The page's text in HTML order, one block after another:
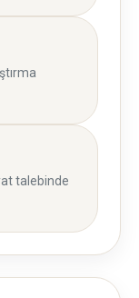
talebinde